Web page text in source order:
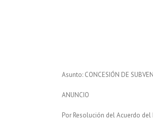
Asunto: CONCESIÓN DE
ANUNCIO
Por Resolución del Acuerdo